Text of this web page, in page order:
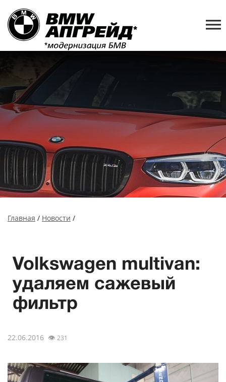
Главная / Новости /
Volkswagen multivan:
удаляем сажевый
фильтр
22.06.2016 👁 231